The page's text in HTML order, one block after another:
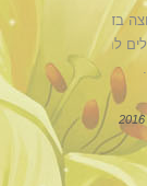
בדבר
לחוש